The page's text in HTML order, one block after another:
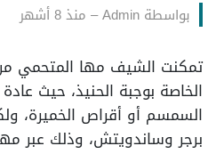
بواسطة Admin
– منذ 8 أشهر
تمكنت الشيف مها المتحمي
الخاصة بوجبة الحنيذ، حيث
السمسم أو أقراص الخميرة،
برجر وساندويتش، وذلك عبر